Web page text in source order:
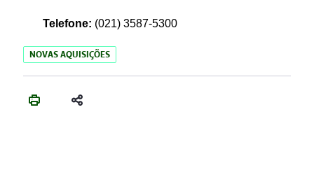
Telefone: (021) 3587-5300
NOVAS AQUISIÇÕES